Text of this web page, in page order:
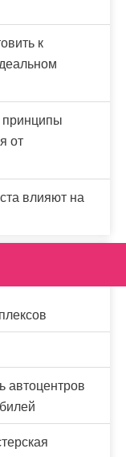
к
от
влияют на
автоцентров